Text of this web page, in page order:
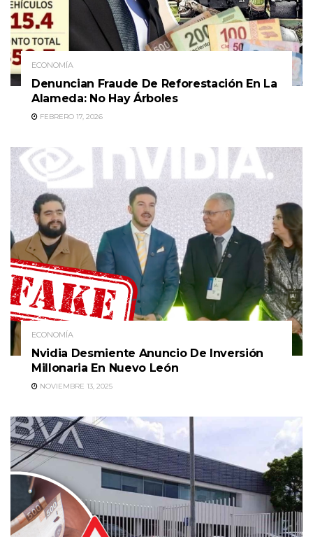
ECONOMÍA
Denuncian Fraude De Reforestación En La
Alameda: No Hay Árboles
FEBRERO 17, 2026
ECONOMÍA
Nvidia Desmiente Anuncio De Inversión
Millonaria En Nuevo León
NOVIEMBRE 13, 2025